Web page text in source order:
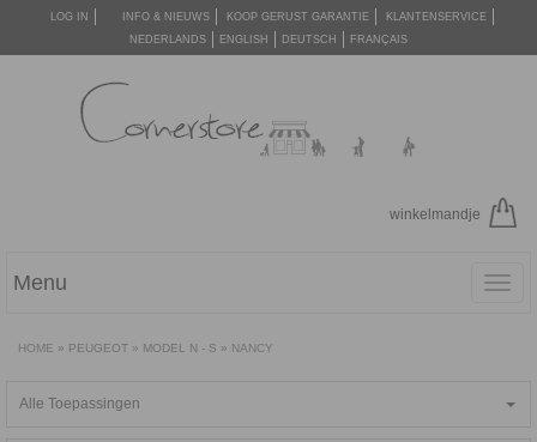
LOG IN INFO & NIEUWS KOOP GERUST GARANTIE
KLANTENSERVICE
NEDERLANDS
ENGLISH DEUTSCH FRANÇAIS
winkelmandje
Menu
HOME » PEUGEOT » MODEL N - S » NANCY
Alle Toepassingen